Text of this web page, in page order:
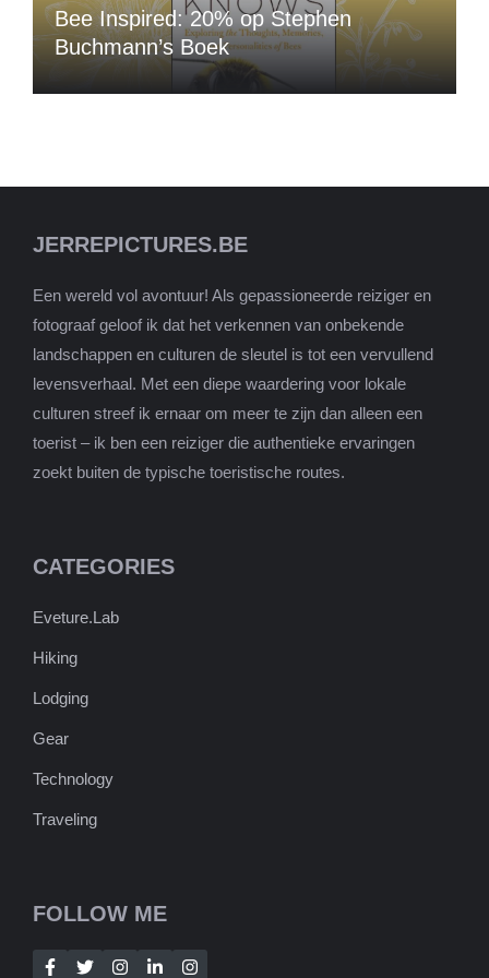
Bee Inspired: 20% op Stephen
Buchmann’s Boek
JERREPICTURES.BE
Een wereld vol avontuur! Als gepassioneerde reiziger en
fotograaf geloof ik dat het verkennen van onbekende
landschappen en culturen de sleutel is tot een vervullend
levensverhaal. Met een diepe waardering voor lokale
culturen streef ik ernaar om meer te zijn dan alleen een
toerist – ik ben een reiziger die authentieke ervaringen
zoekt buiten de typische toeristische routes.
CATEGORIES
Eveture.Lab
Hiking
Lodging
Gear
Technology
Traveling
FOLLOW ME